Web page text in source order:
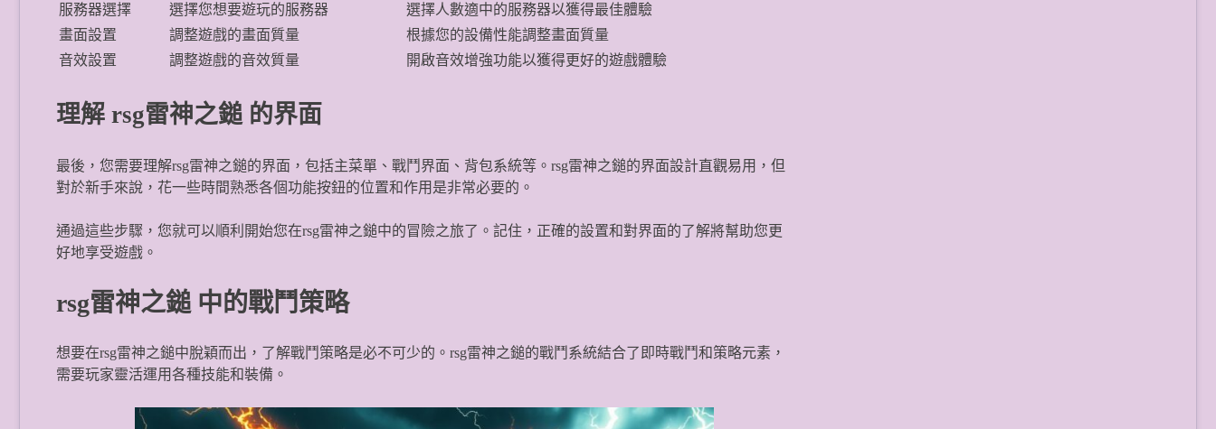
服務器選擇
選擇您想要遊玩的服務器
選擇人數適中的服務器以獲得最佳體驗
畫面設置
調整遊戲的畫面質量
根據您的設備性能調整畫面質量
音效設置
調整遊戲的音效質量 開啟音效增強功能以獲得更好的遊戲體驗
理解 rsg雷神之鎚 的界面
最後，您需要理解rsg雷神之鎚的界面，包括主菜單、戰鬥界面、背包系統等。rsg雷神之鎚的界面設計直觀易用，但
對於新手來說，花一些時間熟悉各個功能按鈕的位置和作用是非常必要的。
通過這些步驟，您就可以順利開始您在rsg雷神之鎚中的冒險之旅了。記住，正確的設置和對界面的了解將幫助您更
好地享受遊戲。
rsg雷神之鎚 中的戰鬥策略
想要在rsg雷神之鎚中脫穎而出，了解戰鬥策略是必不可少的。rsg雷神之鎚的戰鬥系統結合了即時戰鬥和策略元素，
需要玩家靈活運用各種技能和裝備。